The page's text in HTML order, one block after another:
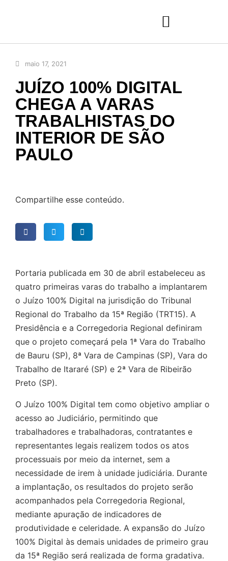
maio 17, 2021
JUÍZO 100% DIGITAL
CHEGA A VARAS
TRABALHISTAS DO
INTERIOR DE SÃO
PAULO
Compartilhe esse conteúdo.
Portaria publicada em 30 de abril estabeleceu as
quatro primeiras varas do trabalho a implantarem
o Juízo 100% Digital na jurisdição do Tribunal
Regional do Trabalho da 15ª Região (TRT15). A
Presidência e a Corregedoria Regional definiram
que o projeto começará pela 1ª Vara do Trabalho
de Bauru (SP), 8ª Vara de Campinas (SP), Vara do
Trabalho de Itararé (SP) e 2ª Vara de Ribeirão
Preto (SP).
O Juízo 100% Digital tem como objetivo ampliar o
acesso ao Judiciário, permitindo que
trabalhadores e trabalhadoras, contratantes e
representantes legais realizem todos os atos
processuais por meio da internet, sem a
necessidade de irem à unidade judiciária. Durante
a implantação, os resultados do projeto serão
acompanhados pela Corregedoria Regional,
mediante apuração de indicadores de
produtividade e celeridade. A expansão do Juízo
100% Digital às demais unidades de primeiro grau
da 15ª Região será realizada de forma gradativa.